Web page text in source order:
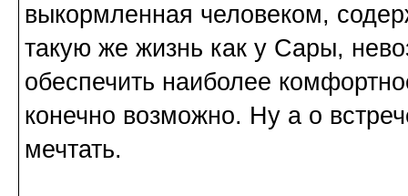
выкормленная человеком,
такую же жизнь как у Сары,
обеспечить наиболее
конечно возможно. Ну а о
мечтать.